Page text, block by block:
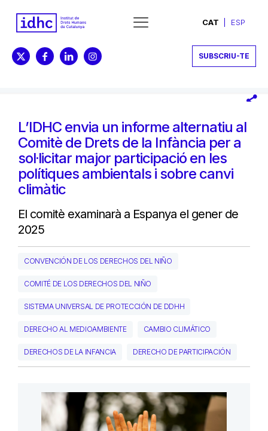
CAT ESP
SUBSCRIU-TE
L’IDHC envia un informe alternatiu al
Comitè de Drets de la Infància per a
sol·licitar major participació en les
polítiques ambientals i sobre canvi
climàtic
El comitè examinarà a Espanya el gener de
2025
CONVENCIÓN DE LOS DERECHOS DEL NIÑO
COMITÉ DE LOS DERECHOS DEL NIÑO
SISTEMA UNIVERSAL DE PROTECCIÓN DE DDHH
DERECHO AL MEDIOAMBIENTE CAMBIO CLIMÁTICO
DERECHOS DE LA INFANCIA DERECHO DE PARTICIPACIÓN